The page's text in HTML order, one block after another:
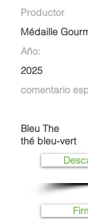
Productor
Médaille
Año:
2025
comentario
Bleu The
thé bleu-vert